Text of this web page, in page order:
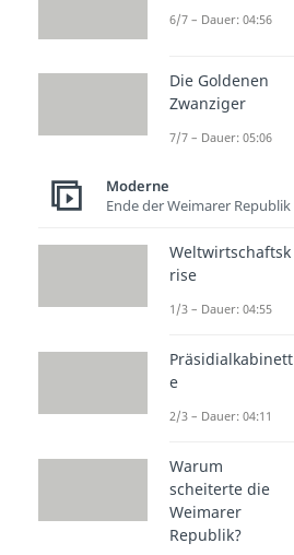
6/7 – Dauer: 04:56
Die Goldenen
Zwanziger
7/7 – Dauer: 05:06
Moderne
Ende der Weimarer Republik
Weltwirtschaftsk
rise
1/3 – Dauer: 04:55
Präsidialkabinett
e
2/3 – Dauer: 04:11
Warum
scheiterte die
Weimarer
Republik?